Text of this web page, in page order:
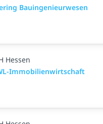
Bauingenieurwesen
Hessen
Immobilienwirtschaft